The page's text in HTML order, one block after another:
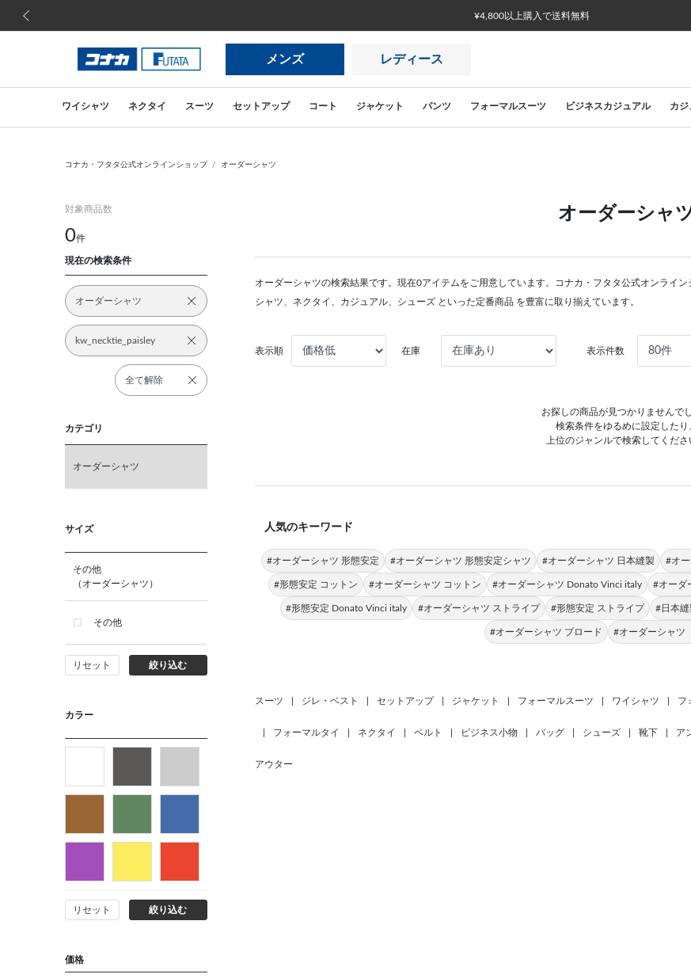
¥4,800以上購入で送料無料
メンズ レディース
ワイシャツ ネクタイ スーツ セットアップ コート ジャケット パンツ フォーマルスーツ ビジネスカジュアル カジ
コナカ・フタタ公式オンラインショップ オーダーシャツ
対象商品数
0件
現在の検索条件
オーダーシャツ
kw_necktie_paisley
全て解除
カテゴリ
オーダーシャツ
サイズ
その他
（オーダーシャツ）
その他
リセット 絞り込む
カラー
リセット 絞り込む
価格
オーダーシャ
オーダーシャツの検索結果です。現在0アイテムをご用意しています。コナカ・フタタ公式オンライ
シャツ、ネクタイ、カジュアル、シューズ といった定番商品 を豊富に取り揃えています。
表示順 在庫 表示件数
お探しの商品が見つかりませんでし
検索条件をゆるめに設定したり
上位のジャンルで検索してくださ
人気のキーワード
#オーダーシャツ 形態安定 #オーダーシャツ 形態安定シャツ #オーダーシャツ 日本縫製 #オ
#形態安定 コットン #オーダーシャツ コットン #オーダーシャツ Donato Vinci italy #オーダ
#形態安定 Donato Vinci italy #オーダーシャツ ストライプ #形態安定 ストライプ #日本
#オーダーシャツ ブロード #オーダーシャツ
スーツ ジレ・ベスト セットアップ ジャケット フォーマルスーツ ワイシャツ フ
フォーマルタイ ネクタイ ベルト ビジネス小物 バッグ シューズ 靴下 ア
アウター